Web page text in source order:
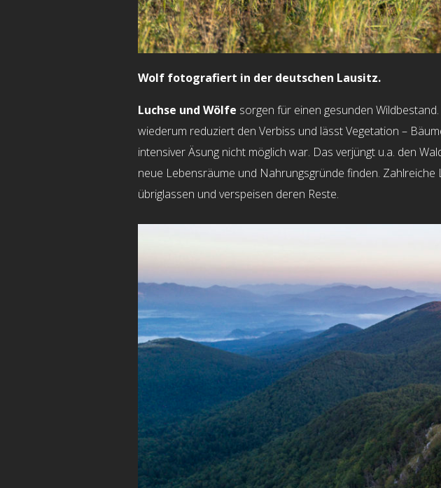
Wolf fotografiert in der deutschen Lausitz.
Luchse und Wölfe sorgen für einen gesunden
wiederum reduziert den Verbiss und lässt Vegetation –
intensiver Äsung nicht möglich war. Das verjüngt u.a. den
neue Lebensräume und Nahrungsgründe finden.
übriglassen und verspeisen deren Reste.